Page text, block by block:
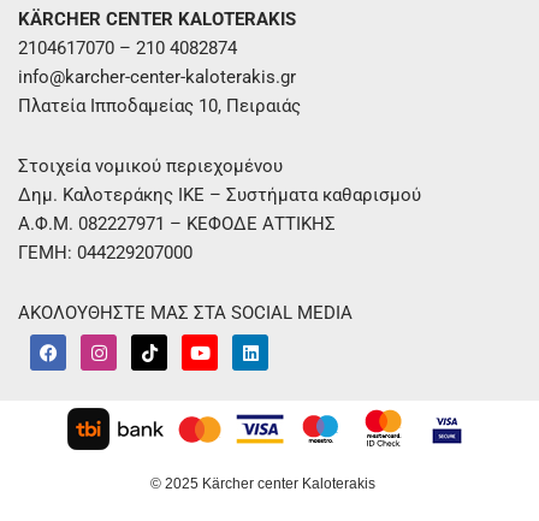
KÄRCHER CENTER KALOTERAKIS
2104617070 – 210 4082874
info@karcher-center-kaloterakis.gr
Πλατεία Ιπποδαμείας 10, Πειραιάς
Στοιχεία νομικού περιεχομένου
Δημ. Καλοτεράκης ΙΚΕ – Συστήματα καθαρισμού
Α.Φ.Μ. 082227971 – ΚΕΦΟΔΕ ΑΤΤΙΚΗΣ
ΓΕΜΗ: 044229207000
ΑΚΟΛΟΥΘΗΣΤΕ ΜΑΣ ΣΤΑ SOCIAL MEDIA
F
a
c
I
n
s
a
g
r
T
i
k
k
Y
o
u
u
b
e
L
i
n
e
d
i
© 2025 Kärcher center Kaloterakis